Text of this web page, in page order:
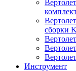
сборки
Инструмент